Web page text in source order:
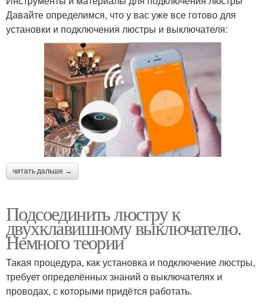
Давайте определимся, что у вас уже все готово для
установки и подключения люстры и выключателя:
читать дальше →
Подсоединить люстру к
двухклавишному выключателю.
Немного теории
Такая процедура, как установка и подключение люстры,
требует определённых знаний о выключателях и
проводах, с которыми придётся работать.